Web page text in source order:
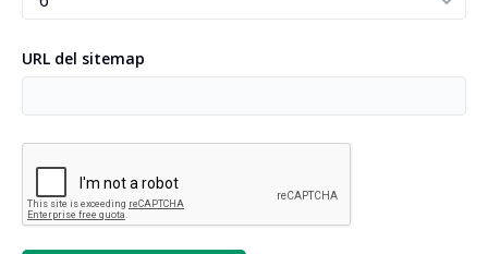
URL del sitemap